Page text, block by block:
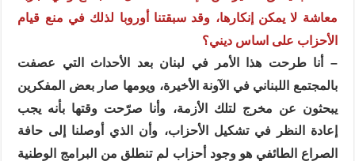
معاشة لا يمكن إنكارها، وقد سبقتنا أوروبا لذلك في منع قيام
الأحزاب على اساس ديني؟
– أنا طرحت هذا الأمر في لبنان بعد الأحداث التي عصفت
بالمجتمع اللبناني في الآونة الأخيرة، ويومها صار بعض المفكرين
يبحثون عن مخرج لتلك الأزمة، وأنا صرّحت وقتها بأنه يجب
إعادة النظر في تشكيل الأحزاب، وأن الذي أوصلنا إلى حافة
الصراع الطائفي هو وجود أحزاب لم تنطلق من البرامج الوطنية